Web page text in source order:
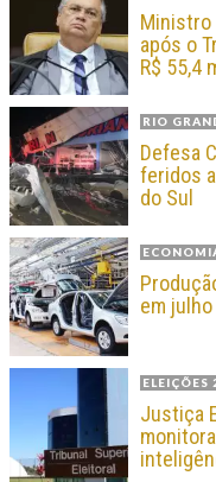
Ministro
após o
R$ 55,4
RIO
Defesa
feridos
do Sul
em
ELEIÇÕES
Justiça